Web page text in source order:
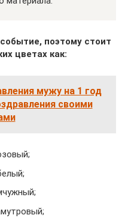
поэтому стоит
цветах как:
мужу на 1 год
своими